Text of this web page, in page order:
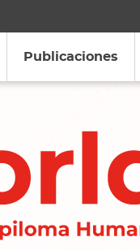
Publicaciones